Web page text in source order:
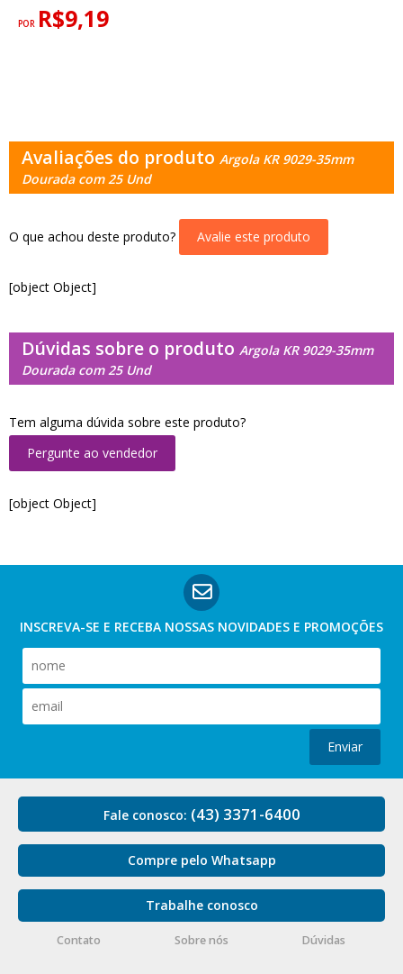
POR R$9,19
Avaliações do produto Argola KR 9029-35mm
Dourada com 25 Und
O que achou deste produto? Avalie este produto
[object Object]
Dúvidas sobre o produto Argola KR 9029-35mm
Dourada com 25 Und
Tem alguma dúvida sobre este produto?
Pergunte ao vendedor
[object Object]
INSCREVA-SE E RECEBA NOSSAS NOVIDADES E PROMOÇÕES
Enviar
Fale conosco: (43) 3371-6400
Compre pelo Whatsapp
Trabalhe conosco
Contato Sobre nós Dúvidas